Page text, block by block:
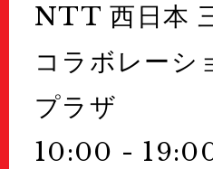
NTT 西日本
コラボレーシ
プラザ
10:00 -
KG
Press プレス